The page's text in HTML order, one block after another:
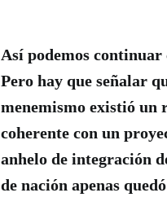
Así podemos
Pero hay que señalar
menemismo existió un
coherente con un
anhelo de integración
de nación apenas